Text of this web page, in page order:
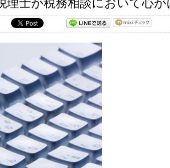
理士が税務相談において心